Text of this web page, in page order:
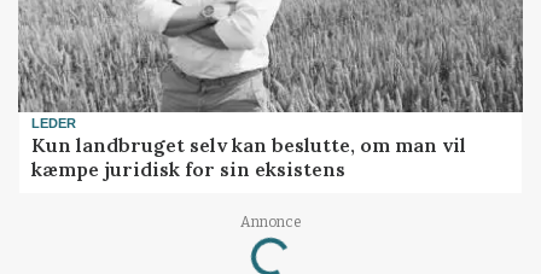
LEDER
Kun landbruget selv kan beslutte, om man vil
kæmpe juridisk for sin eksistens
Annonce
Loading...